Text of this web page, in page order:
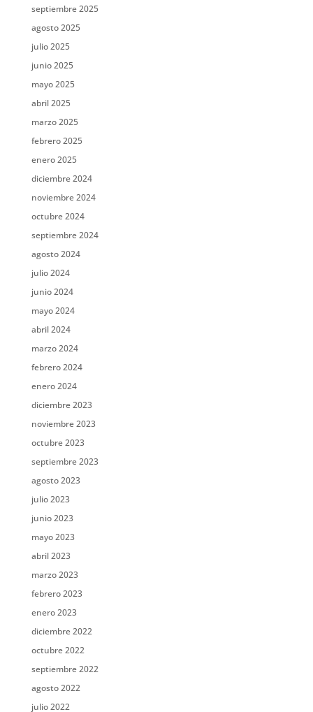
septiembre 2025
agosto 2025
julio 2025
junio 2025
mayo 2025
abril 2025
marzo 2025
febrero 2025
enero 2025
diciembre 2024
noviembre 2024
octubre 2024
septiembre 2024
agosto 2024
julio 2024
junio 2024
mayo 2024
abril 2024
marzo 2024
febrero 2024
enero 2024
diciembre 2023
noviembre 2023
octubre 2023
septiembre 2023
agosto 2023
julio 2023
junio 2023
mayo 2023
abril 2023
marzo 2023
febrero 2023
enero 2023
diciembre 2022
octubre 2022
septiembre 2022
agosto 2022
julio 2022